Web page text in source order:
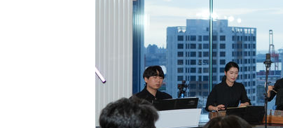
[속보]'압수수색·성접대 논란' 축구협회 "실망과
'최고 37도' 폭염 지속…강원동해안 최대 150㎜ 비
[속보]뉴욕증시 상승 마감…S&P 0.6% 나스닥